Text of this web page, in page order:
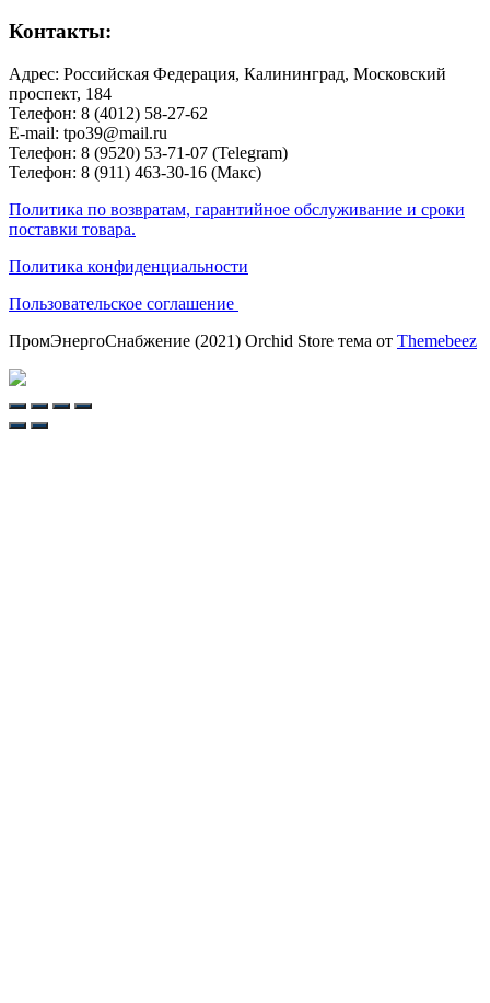
Контакты:
Адрес: Российская Федерация, Калининград, Московский
проспект, 184
Телефон: 8 (4012) 58-27-62
E-mail: tpo39@mail.ru
Телефон: 8 (9520) 53-71-07 (Telegram)
Телефон: 8 (911) 463-30-16 (Макс)
Политика по возвратам, гарантийное обслуживание и сроки
поставки товара.
Политика конфиденциальности
Пользовательское соглашение
ПромЭнергоСнабжение (2021) Orchid Store тема от Themebeez